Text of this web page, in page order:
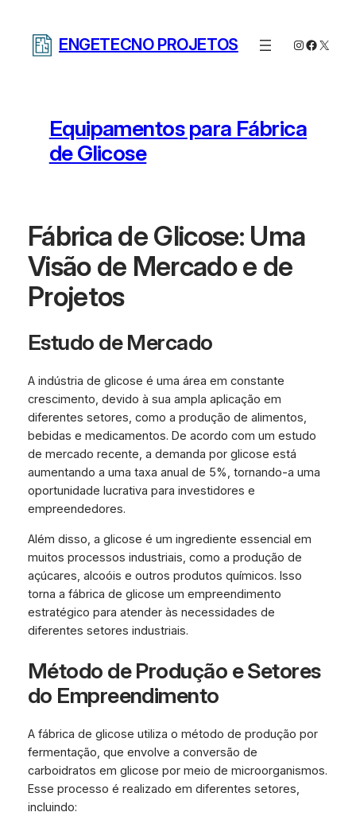
ENGETECNO PROJETOS Instagram
X
Equipamentos para Fábrica
de Glicose
Fábrica de Glicose: Uma
Visão de Mercado e de
Projetos
Estudo de Mercado
A indústria de glicose é uma área em constante
crescimento, devido à sua ampla aplicação em
diferentes setores, como a produção de alimentos,
bebidas e medicamentos. De acordo com um estudo
de mercado recente, a demanda por glicose está
aumentando a uma taxa anual de 5%, tornando-a uma
oportunidade lucrativa para investidores e
empreendedores.
Além disso, a glicose é um ingrediente essencial em
muitos processos industriais, como a produção de
açúcares, alcoóis e outros produtos químicos. Isso
torna a fábrica de glicose um empreendimento
estratégico para atender às necessidades de
diferentes setores industriais.
Método de Produção e Setores
do Empreendimento
A fábrica de glicose utiliza o método de produção por
fermentação, que envolve a conversão de
carboidratos em glicose por meio de microorganismos.
Esse processo é realizado em diferentes setores,
incluindo: